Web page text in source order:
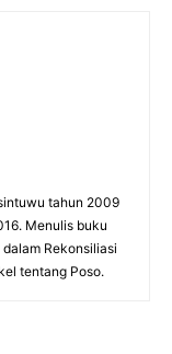
tahun 2009
Menulis buku
Rekonsiliasi
tentang Poso.